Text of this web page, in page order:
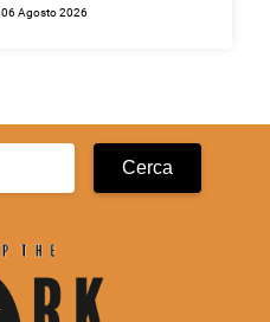
06 Agosto 2026